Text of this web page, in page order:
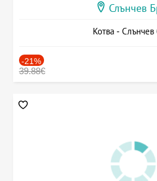
Слънчев
Котва - Слънчев
-21%
39.88€